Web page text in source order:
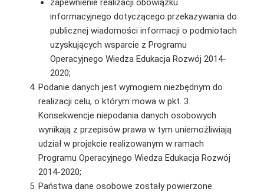
zapewnienie realizacji obowiązku
informacyjnego dotyczącego przekazywania do
publicznej wiadomości informacji o podmiotach
uzyskujących wsparcie z Programu
Operacyjnego Wiedza Edukacja Rozwój 2014-
2020;
Podanie danych jest wymogiem niezbędnym do
realizacji celu, o którym mowa w pkt. 3.
Konsekwencje niepodania danych osobowych
wynikają z przepisów prawa w tym uniemożliwiają
udział w projekcie realizowanym w ramach
Programu Operacyjnego Wiedza Edukacja Rozwój
2014-2020;
Państwa dane osobowe zostały powierzone